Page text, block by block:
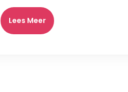
Lees MeerLees
Meer